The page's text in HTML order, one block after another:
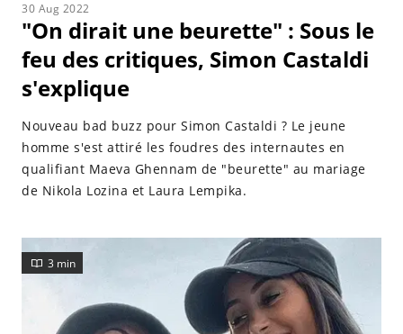
30 Aug 2022
"On dirait une beurette" : Sous le
feu des critiques, Simon Castaldi
s'explique
Nouveau bad buzz pour Simon Castaldi ? Le jeune
homme s'est attiré les foudres des internautes en
qualifiant Maeva Ghennam de "beurette" au mariage
de Nikola Lozina et Laura Lempika.
3 min